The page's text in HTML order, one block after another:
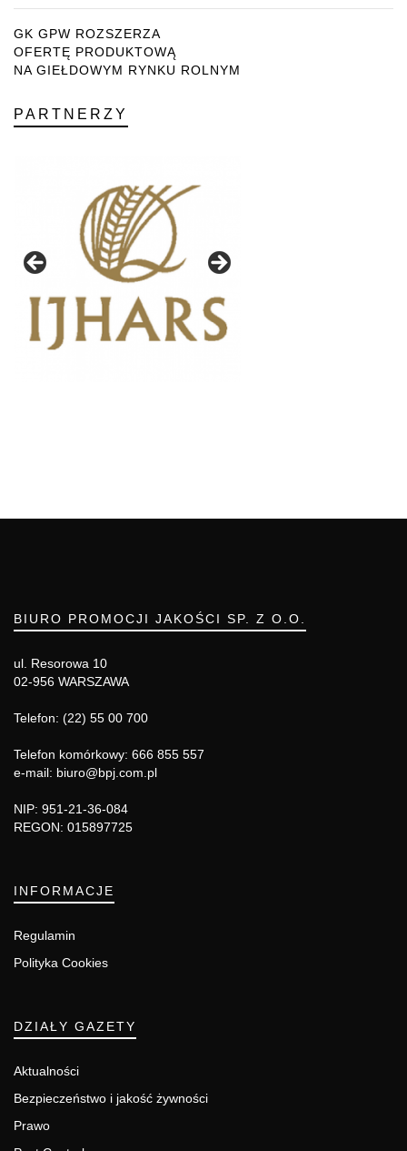
GK GPW ROZSZERZA
OFERTĘ PRODUKTOWĄ
NA GIEŁDOWYM RYNKU ROLNYM
PARTNERZY
BIURO PROMOCJI JAKOŚCI SP. Z O.O.
ul. Resorowa 10
02-956 WARSZAWA
Telefon: (22) 55 00 700
Telefon komórkowy: 666 855 557
e-mail: biuro@bpj.com.pl
NIP: 951-21-36-084
REGON: 015897725
INFORMACJE
Regulamin
Polityka Cookies
DZIAŁY GAZETY
Aktualności
Bezpieczeństwo i jakość żywności
Prawo